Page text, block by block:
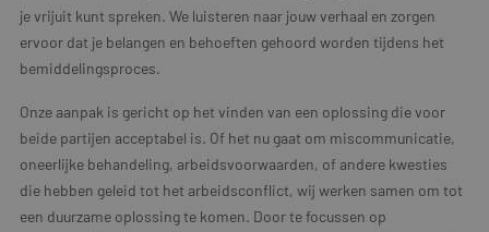
je vrijuit kunt spreken. We luisteren naar jouw verhaal en zorgen
ervoor dat je belangen en behoeften gehoord worden tijdens het
bemiddelingsproces.
Onze aanpak is gericht op het vinden van een oplossing die voor
beide partijen acceptabel is. Of het nu gaat om miscommunicatie,
oneerlijke behandeling, arbeidsvoorwaarden, of andere kwesties
die hebben geleid tot het arbeidsconflict, wij werken samen om tot
een duurzame oplossing te komen. Door te focussen op